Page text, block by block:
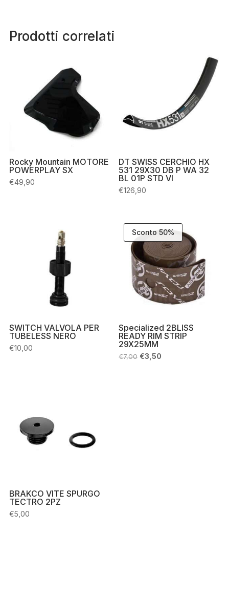
Prodotti correlati
Rocky Mountain MOTORE
POWERPLAY SX
€49,90
DT SWISS CERCHIO HX
531 29X30 DB P WA 32
BL 01P STD VI
€126,90
SWITCH VALVOLA PER
TUBELESS NERO
€10,00
Sconto 50%
Specialized 2BLISS
READY RIM STRIP
29X25MM
€7,00 Il
prezzo
€3,50
BRAKCO VITE SPURGO
TECTRO 2PZ
€5,00